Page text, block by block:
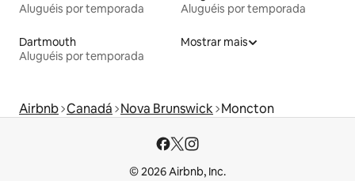
Aluguéis por temporada
Aluguéis por temporada
Dartmouth
Aluguéis por temporada
Mostrar mais
Airbnb Canadá Nova Brunswick Moncton
© 2026 Airbnb, Inc.